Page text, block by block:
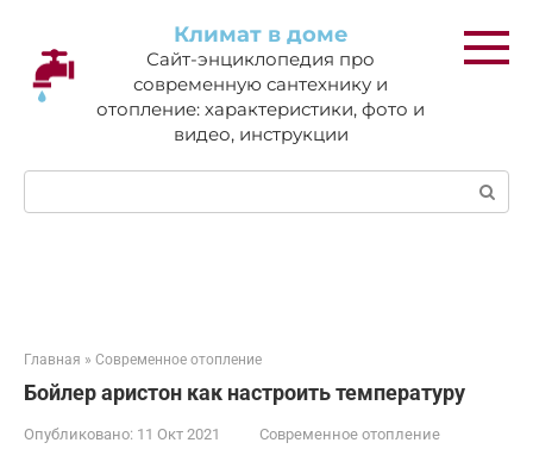
контенту
Климат в доме
Сайт-энциклопедия про
современную сантехнику и
отопление: характеристики, фото и
видео, инструкции
Поиск:
Главная » Современное отопление
Бойлер аристон как настроить температуру
Опубликовано: 11 Окт 2021
Современное отопление